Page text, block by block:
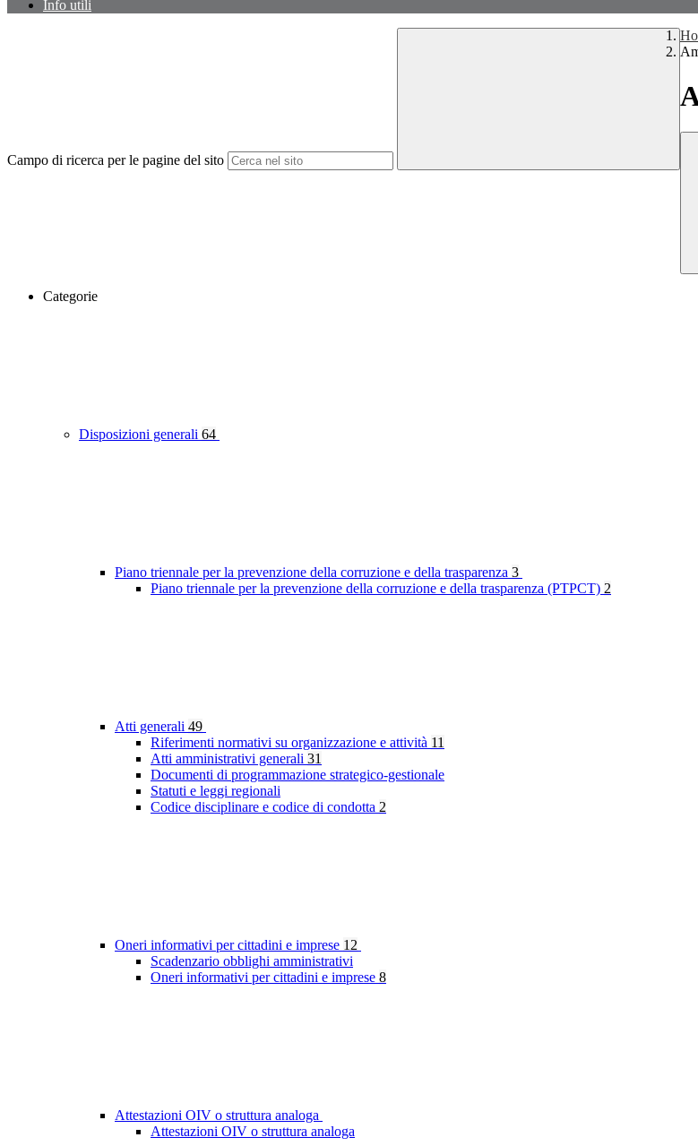
Info utili
Campo di ricerca per le pagine del sito
Categorie
Disposizioni generali 64
Piano triennale per la prevenzione della corruzione e della trasparenza 3
Piano triennale per la prevenzione della corruzione e della trasparenza (PTPCT) 2
Atti generali 49
Riferimenti normativi su organizzazione e attività 11
Atti amministrativi generali 31
Documenti di programmazione strategico-gestionale
Statuti e leggi regionali
Codice disciplinare e codice di condotta 2
Oneri informativi per cittadini e imprese 12
Scadenzario obblighi amministrativi
Oneri informativi per cittadini e imprese 8
Attestazioni OIV o struttura analoga
Attestazioni OIV o struttura analoga